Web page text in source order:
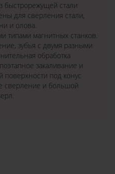
быстрорежущей стали
для сверления стали,
и олова.
типами магнитных станков.
зубья с двумя разными
обработка
закаливание и
под конус
сверление и большой